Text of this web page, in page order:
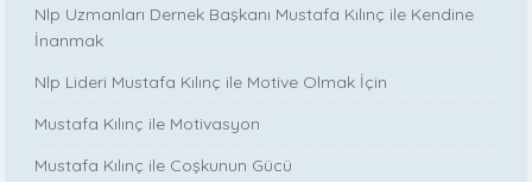
Nlp Uzmanları Dernek Başkanı Mustafa Kılınç ile Kendine
İnanmak
Nlp Lideri Mustafa Kılınç ile Motive Olmak İçin
Mustafa Kılınç ile Motivasyon
Mustafa Kılınç ile Coşkunun Gücü